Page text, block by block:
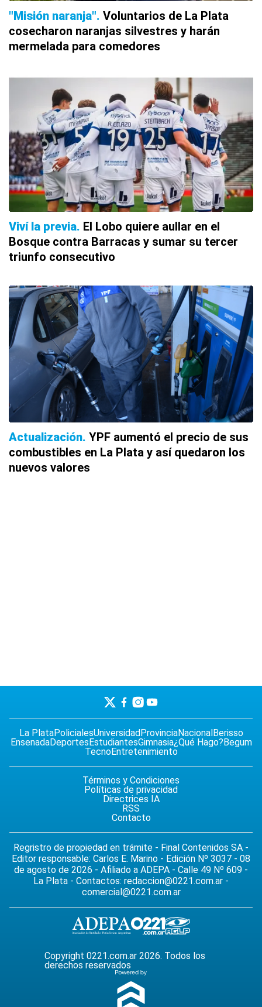
"Misión naranja" Voluntarios de La Plata
cosecharon naranjas silvestres y harán
mermelada para comedores
Viví la previa El Lobo quiere aullar en el
Bosque contra Barracas y sumar su tercer
triunfo consecutivo
Actualización YPF aumentó el precio de sus
combustibles en La Plata y así quedaron los
nuevos valores
La PlataPolicialesUniversidadProvinciaNacionalBerisso
EnsenadaDeportesEstudiantesGimnasia¿Qué Hago?Begum
TecnoEntretenimiento
Términos y Condiciones
Políticas de privacidad
Directrices IA
RSS
Contacto
Regristro de propiedad en trámite - Final Contenidos SA -
Editor responsable: Carlos E. Marino - Edición Nº 3037 - 08
de agosto de 2026 - Afiliado a ADEPA - Calle 49 Nº 609 -
La Plata - Contactos: redaccion@0221.com.ar -
comercial@0221.com.ar
Copyright 0221.com.ar 2026. Todos los
derechos reservados